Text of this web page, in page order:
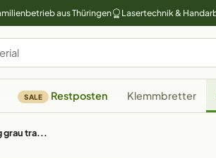
aus Thüringen Lasertechnik &
SALE Restposten Klemmbretter
grau tra...